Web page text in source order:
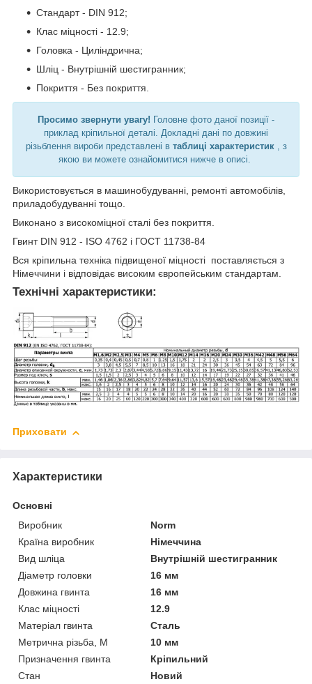
Стандарт - DIN 912;
Клас міцності - 12.9;
Головка - Циліндрична;
Шліц - Внутрішній шестигранник;
Покриття - Без покриття.
Просимо звернути увагу! Головне фото даної позиції -
приклад кріпильної деталі. Докладні дані по довжині
різьблення вироби представлені в таблиці характеристик , з
якою ви можете ознайомитися нижче в описі.
Використовується в машинобудуванні, ремонті автомобілів,
приладобудуванні тощо.
Виконано з високоміцної сталі без покриття.
Гвинт DIN 912 - ISO 4762 і ГОСТ 11738-84
Вся кріпильна техніка підвищеної міцності поставляється з
Німеччини і відповідає високим європейським стандартам.
Технічні характеристики:
Приховати
Характеристики
Основні
Виробник
Norm
Країна виробник
Німеччина
Вид шліца
Внутрішній шестигранник
Діаметр головки
16 мм
Довжина гвинта
16 мм
Клас міцності
12.9
Матеріал гвинта
Сталь
Метрична різьба, М
10 мм
Призначення гвинта
Кріпильний
Стан
Новий